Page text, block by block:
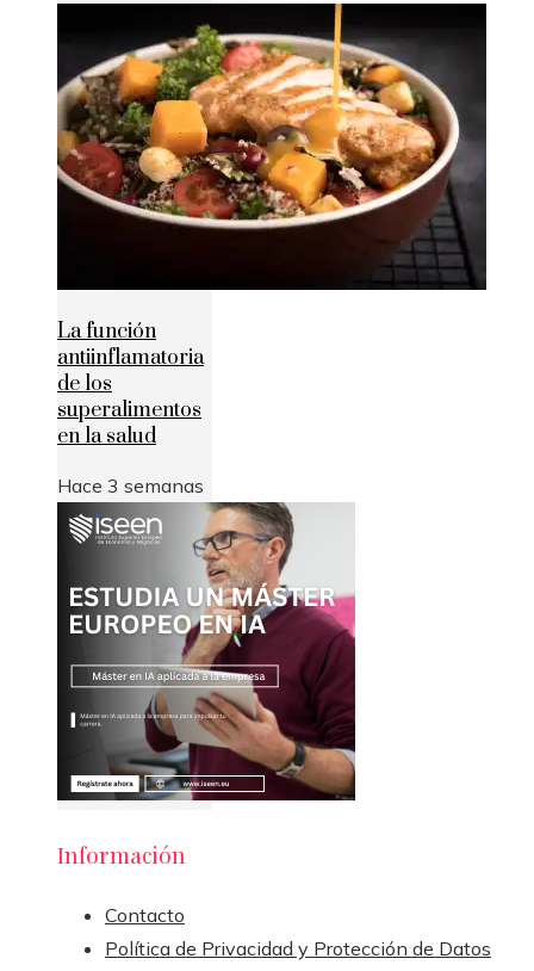
La función
antiinflamatoria
de los
superalimentos
en la salud
Hace 3 semanas
Información
Contacto
Política de Privacidad y Protección de Datos